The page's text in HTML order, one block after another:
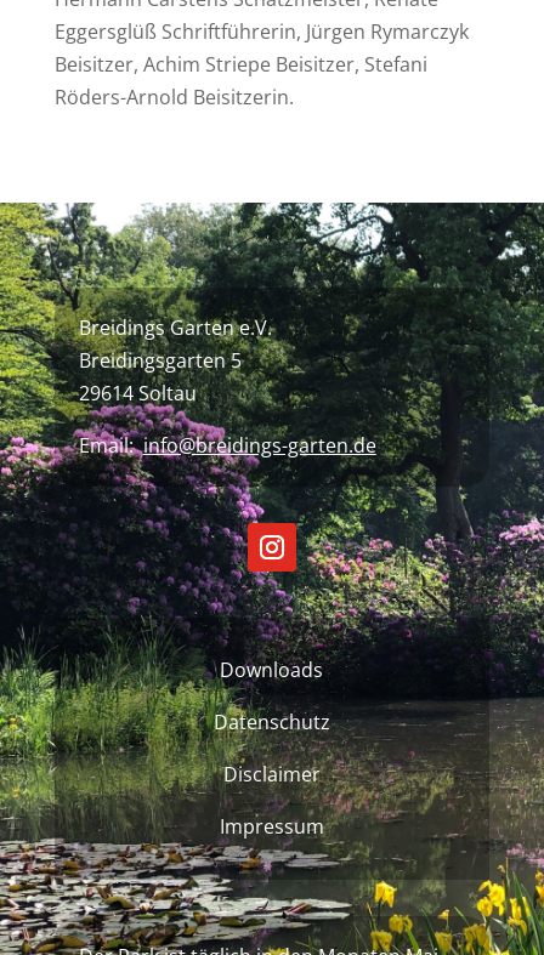
Eggersglüß Schriftführerin, Jürgen Rymarczyk
Beisitzer, Achim Striepe Beisitzer, Stefani
Röders-Arnold Beisitzerin.
Breidings Garten e.V.
Breidingsgarten 5
29614 Soltau
Email:info@breidings-garten.de
Downloads
Datenschutz
Disclaimer
Impressum